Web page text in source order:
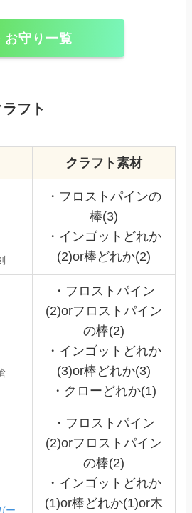
お守り一覧
フト
クラフト素材
・フロストパインの
棒(3)
・インゴットどれか
(2)or棒どれか(2)
・フロストパイン
(2)orフロストパイン
の棒(2)
・インゴットどれか
(3)or棒どれか(3)
・クローどれか(1)
ー
・フロストパイン
(2)orフロストパイン
の棒(2)
・インゴットどれか
(1)or棒どれか(1)or木